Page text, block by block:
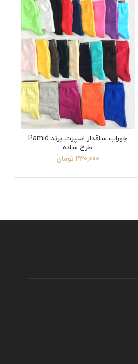
جوراب ساقدار اسپرت برند Pamid
طرح ساده
230,000 تومان